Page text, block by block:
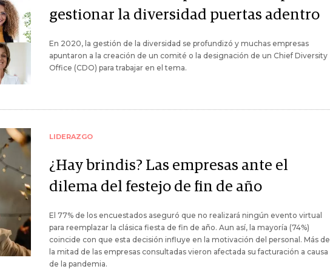
gestionar la diversidad puertas adentro
En 2020, la gestión de la diversidad se profundizó y muchas empresas
apuntaron a la creación de un comité o la designación de un Chief Diversity
Office (CDO) para trabajar en el tema.
LIDERAZGO
¿Hay brindis? Las empresas ante el
dilema del festejo de fin de año
El 77% de los encuestados aseguró que no realizará ningún evento virtual
para reemplazar la clásica fiesta de fin de año. Aun así, la mayoría (74%)
coincide con que esta decisión influye en la motivación del personal. Más de
la mitad de las empresas consultadas vieron afectada su facturación a causa
de la pandemia.